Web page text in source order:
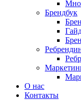
Брендбук
О нас
Контакты